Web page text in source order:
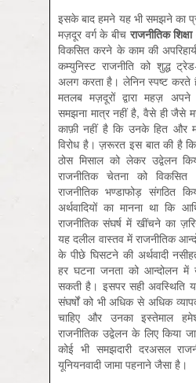
इसके बाद हमने यह भी समझने का
मज़दूर वर्ग के बीचराजनीतिकशिक्षा
विकसित करने के काम की
कम्युनिस्ट राजनीति को शुद्ध
अलग करता है। लेनिन स्पष्ट करते हैं
मतलब मज़दूरों द्वारा महज़ अपने
समझना मात्र नहीं है, वैसे ही जैसे
काफ़ी नहीं है कि उनके हित और
विरोध है। ज़रूरत इस बात की है
ठोस मिसाल को लेकर उद्वेलन
राजनीतिक चेतना को
राजनीतिक भण्डाफोड़ संगठित
अर्थवादियों का मानना था कि
राजनीतिक संघर्ष में खींचने का
यह दलील वास्तव में राजनीतिक
के पीछे घिसटने की अर्थवादी
हर घटना जनता को आन्दोलन में
सकती है। इसपर सही अवस्थिति
संघर्षों को भी अधिक से अधिक
चाहिए और उनका इस्तेमाल
राजनीतिक उद्वेलन के लिए किया
कोई भी समझदारी दरअसल
यूनियनवादी जामा पहनाने जैसा है।